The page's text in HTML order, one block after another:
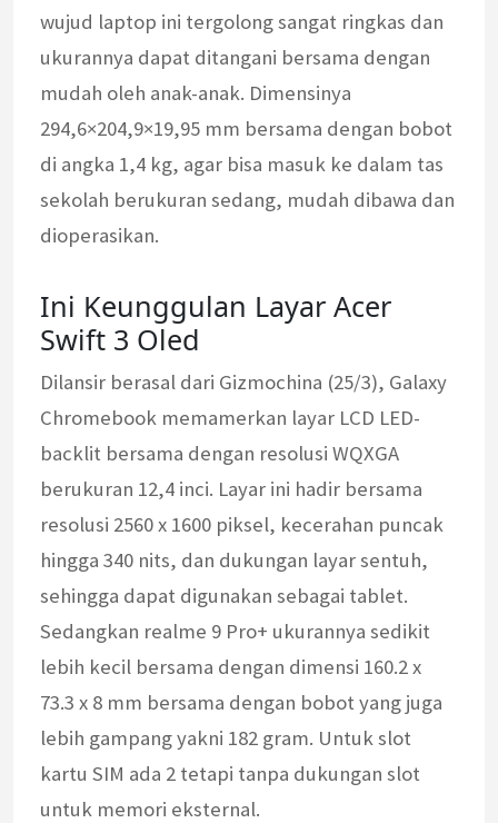
wujud laptop ini tergolong sangat ringkas dan
ukurannya dapat ditangani bersama dengan
mudah oleh anak-anak. Dimensinya
294,6×204,9×19,95 mm bersama dengan bobot
di angka 1,4 kg, agar bisa masuk ke dalam tas
sekolah berukuran sedang, mudah dibawa dan
dioperasikan.
Ini Keunggulan Layar Acer
Swift 3 Oled
Dilansir berasal dari Gizmochina (25/3), Galaxy
Chromebook memamerkan layar LCD LED-
backlit bersama dengan resolusi WQXGA
berukuran 12,4 inci. Layar ini hadir bersama
resolusi 2560 x 1600 piksel, kecerahan puncak
hingga 340 nits, dan dukungan layar sentuh,
sehingga dapat digunakan sebagai tablet.
Sedangkan realme 9 Pro+ ukurannya sedikit
lebih kecil bersama dengan dimensi 160.2 x
73.3 x 8 mm bersama dengan bobot yang juga
lebih gampang yakni 182 gram. Untuk slot
kartu SIM ada 2 tetapi tanpa dukungan slot
untuk memori eksternal.